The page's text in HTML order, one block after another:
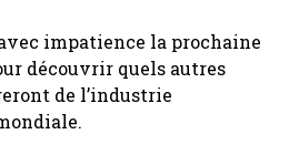
impatience la prochaine
découvrir quels autres
de l’industrie